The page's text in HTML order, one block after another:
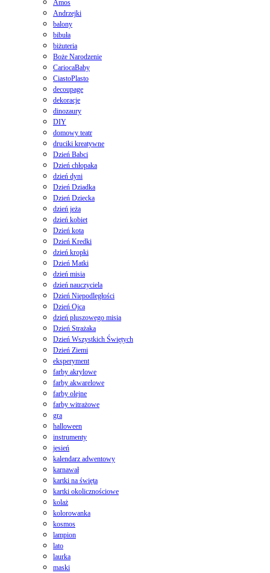
Amos
Andrzejki
balony
bibuła
biżuteria
Boże Narodzenie
CariocaBaby
CiastoPlasto
decoupage
dekoracje
dinozaury
DIY
domowy teatr
druciki kreatywne
Dzień Babci
Dzień chłopaka
dzień dyni
Dzień Dziadka
Dzień Dziecka
dzień jeża
dzień kobiet
Dzień kota
Dzień Kredki
dzień kropki
Dzień Matki
dzień misia
dzień nauczyciela
Dzień Niepodległości
Dzień Ojca
dzień pluszowego misia
Dzień Strażaka
Dzień Wszystkich Świętych
Dzień Ziemi
eksperyment
farby akrylowe
farby akwarelowe
farby olejne
farby witrażowe
gra
halloween
instrumenty
jesień
kalendarz adwentowy
karnawał
kartki na święta
kartki okolicznościowe
kolaż
kolorowanka
kosmos
lampion
lato
laurka
maski